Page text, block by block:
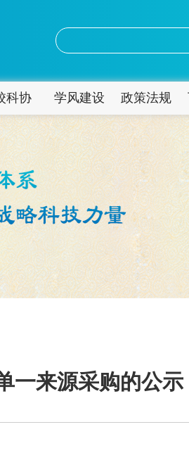
科协 学风建设 政策法规
一来源采购的公示